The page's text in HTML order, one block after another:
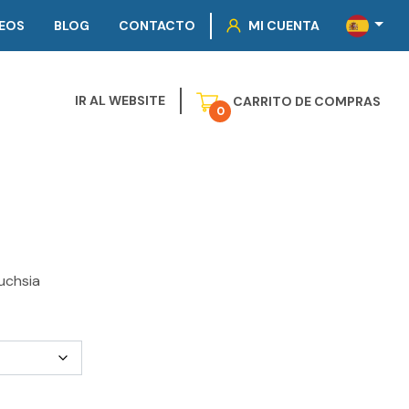
BLOG CONTACTO MI CUENTA
IR AL WEBSITE
0
CARRITO DE COMPRAS